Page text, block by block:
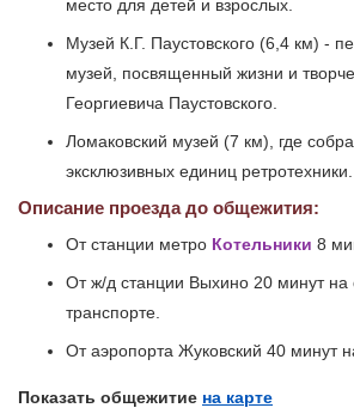
место для детей и взрослых.
Музей К.Г. Паустовского (6,4 км) -
музей, посвященный жизни и
Георгиевича Паустовского.
Ломаковский музей (7 км), где
эксклюзивных единиц ретротехники.
Описание проезда до общежития:
От станции метро Котельники 8
От ж/д станции Выхино 20 минут
транспорте.
От аэропорта Жуковский 40 минут
Показать общежитие на карте